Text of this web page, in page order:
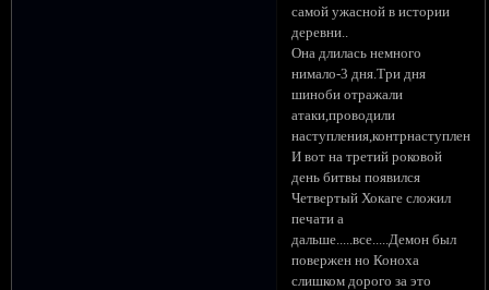
самой ужасной в истории
деревни..
Она длилась немного
нимало-3 дня.Три дня
шиноби отражали
атаки,проводили
И вот на третий роковой
день битвы появился
Четвертый Хокаге сложил
печати а
дальше.....все.....Демон был
повержен но Коноха
слишком дорого за это